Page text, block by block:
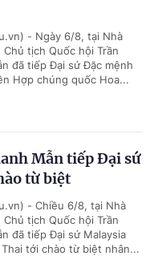
- Ngày 6/8, tại Nhà
Chủ tịch Quốc hội Trần
đã tiếp Đại sứ Đặc mệnh
Hợp chúng quốc Hoa...
Mẫn tiếp Đại sứ
từ biệt
- Chiều 6/8, tại Nhà
Chủ tịch Quốc hội Trần
đã tiếp Đại sứ Malaysia
Thai tới chào từ biệt nhân...